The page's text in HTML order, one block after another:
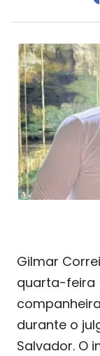
Gilmar
quarta-feira
durante o
Salvador. O